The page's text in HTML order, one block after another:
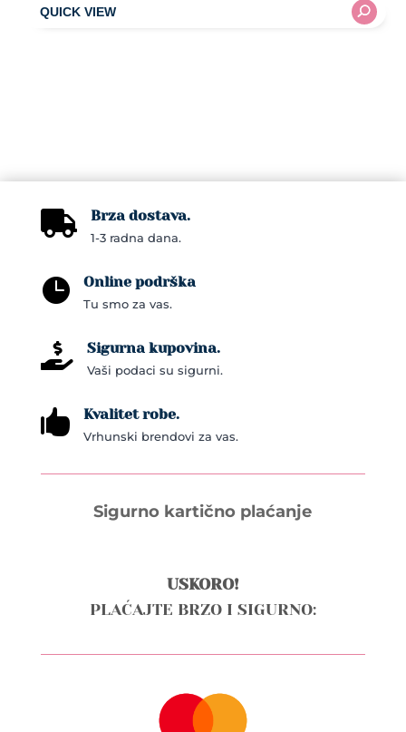
product
chosen
product
page
 Brza dostava.
1-3 radna dana.
 Online podrška
Tu smo za vas.
 Sigurna kupovina.
Vaši podaci su sigurni.
 Kvalitet robe.
Vrhunski brendovi za vas.
Sigurno kartično plaćanje
USKORO!
PLAĆAJTE BRZO I SIGURNO: